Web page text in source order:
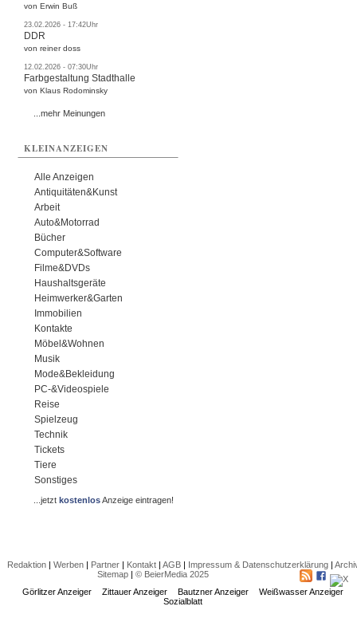
von Erwin Buß
23.02.2026 - 17:42Uhr
DDR
von reiner doss
12.02.2026 - 07:30Uhr
Farbgestaltung Stadthalle
von Klaus Rodominsky
...mehr Meinungen
KLEINANZEIGEN
Alle Anzeigen
Antiquitäten&Kunst
Arbeit
Auto&Motorrad
Bücher
Computer&Software
Filme&DVDs
Haushaltsgeräte
Heimwerker&Garten
Immobilien
Kontakte
Möbel&Wohnen
Musik
Mode&Bekleidung
PC-&Videospiele
Reise
Spielzeug
Technik
Tickets
Tiere
Sonstiges
...jetztkostenlosAnzeige eintragen!
Redaktion| Werben| Partner| Kontakt| AGB| Impressum & Datenschutzerklärung|
Sitemap |© BeierMedia 2025
Görlitzer Anzeiger
Zittauer Anzeiger Bautzner Anzeiger
Weißwasser Anzeiger
Sozialblatt